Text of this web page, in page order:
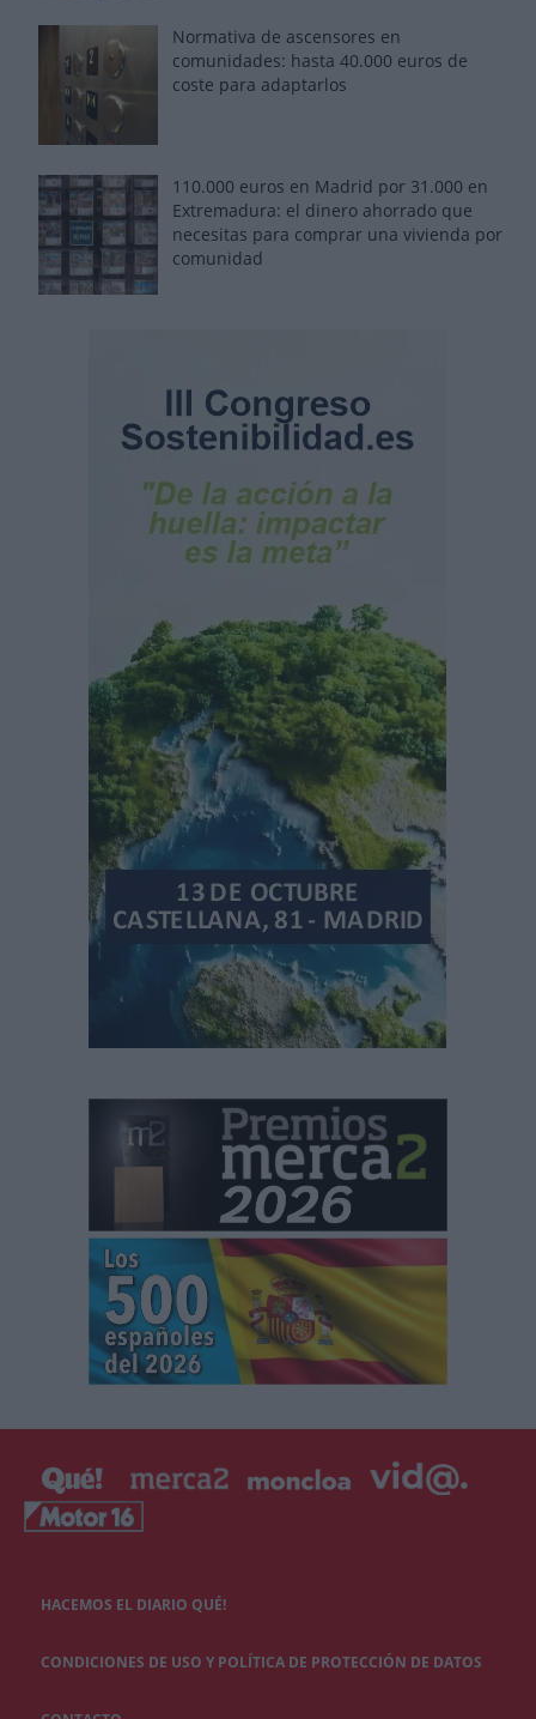
Normativa de ascensores en
comunidades: hasta 40.000 euros de
coste para adaptarlos
110.000 euros en Madrid por 31.000 en
Extremadura: el dinero ahorrado que
necesitas para comprar una vivienda por
comunidad
HACEMOS EL DIARIO QUÉ!
CONDICIONES DE USO Y POLÍTICA DE PROTECCIÓN DE DATOS